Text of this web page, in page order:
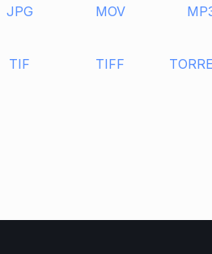
JPG MOV
TIF TIFF